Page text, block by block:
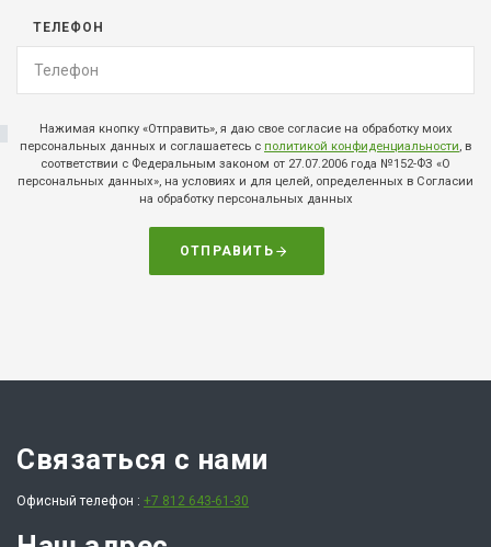
ТЕЛЕФОН
Нажимая кнопку «Отправить», я даю свое согласие на обработку моих
персональных данных и соглашаетесь с политикой конфиденциальности, в
соответствии с Федеральным законом от 27.07.2006 года №152-ФЗ «О
персональных данных», на условиях и для целей, определенных в Согласии
на обработку персональных данных
ОТПРАВИТЬ
Связаться с нами
Офисный телефон : +7 812 643-61-30